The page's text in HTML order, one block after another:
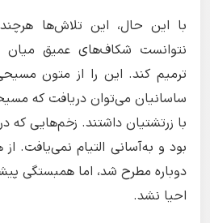
با این حال، این تلاش‌ها
نتوانست شکاف‌های عمیق میان
ترمیم کند. این را از متون
ساسانیان می‌توان دریافت که
با زرتشتیان داشتند. زخم‌هایی
بود و به‌آسانی التیام نمی‌یافت.
دوباره مطرح شد، اما همبستگی
احیا نشد.